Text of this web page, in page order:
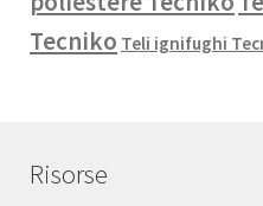
Tecniko Teli ignifughi
Risorse